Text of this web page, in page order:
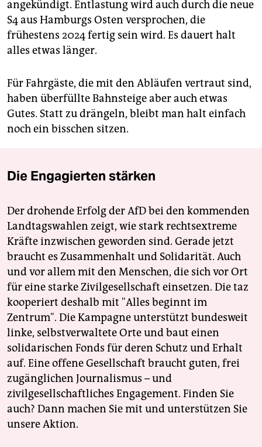
angekündigt. Entlastung wird auch durch die neue
S4 aus Hamburgs Osten versprochen, die
frühestens 2024 fertig sein wird. Es dauert halt
alles etwas länger.
Für Fahrgäste, die mit den Abläufen vertraut sind,
haben überfüllte Bahnsteige aber auch etwas
Gutes. Statt zu drängeln, bleibt man halt einfach
noch ein bisschen sitzen.
Die Engagierten stärken
Der drohende Erfolg der AfD bei den kommenden
Landtagswahlen zeigt, wie stark rechtsextreme
Kräfte inzwischen geworden sind. Gerade jetzt
braucht es Zusammenhalt und Solidarität. Auch
und vor allem mit den Menschen, die sich vor Ort
für eine starke Zivilgesellschaft einsetzen. Die taz
kooperiert deshalb mit "Alles beginnt im
Zentrum". Die Kampagne unterstützt bundesweit
linke, selbstverwaltete Orte und baut einen
solidarischen Fonds für deren Schutz und Erhalt
auf. Eine offene Gesellschaft braucht guten, frei
zugänglichen Journalismus – und
zivilgesellschaftliches Engagement. Finden Sie
auch? Dann machen Sie mit und unterstützen Sie
unsere Aktion.